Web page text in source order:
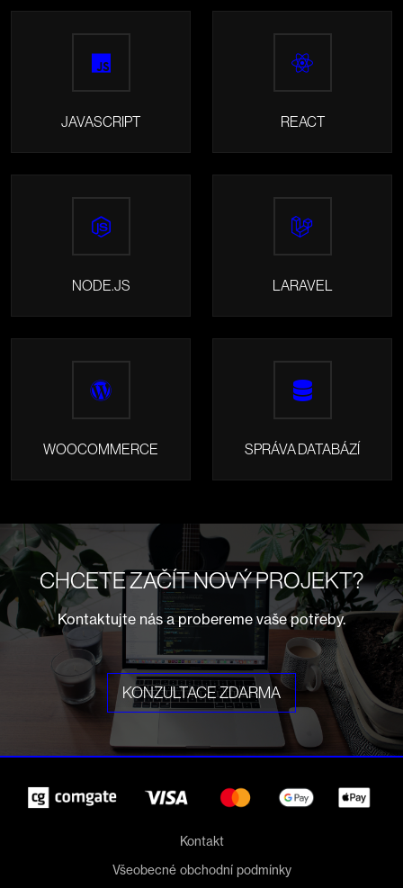
JAVASCRIPT REACT
NODE.JS LARAVEL
WOOCOMMERCE SPRÁVA DATABÁZÍ
CHCETE ZAČÍT NOVÝ PROJEKT?
Kontaktujte nás a probereme vaše potřeby.
KONZULTACE ZDARMA
Kontakt
Všeobecné obchodní podmínky